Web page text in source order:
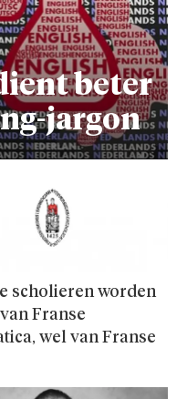
beter
jargon
scholieren worden
Franse
wel van Franse